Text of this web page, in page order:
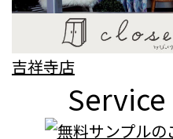
吉祥寺店
Service